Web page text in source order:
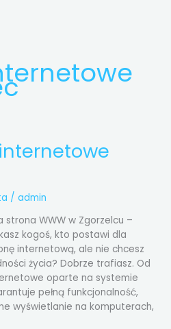
/admin
WWW w Zgorzelcu –
kogoś, kto postawi dla
internetową, ale nie chcesz
życia? Dobrze trafiasz. Od
oparte na systemie
pełną funkcjonalność,
wyświetlanie na komputerach,